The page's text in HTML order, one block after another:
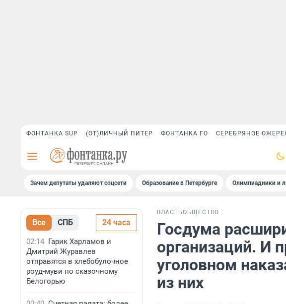
ФОНТАНКА SUP (ОТ)ЛИЧНЫЙ ПИТЕР ФОНТАНКА ГО СЕРЕБРЯНОЕ
Зачем депутаты удаляют соцсети Образование в Петербурге Олимпиадники и
Все СПБ 24 часа
02:14 Гарик Харламов и
Дмитрий Журавлев
отправятся в хлебобулочное
роуд-муви по сказочному
Белогорью
ВЛАСТЬОБЩЕСТВО
Госдума
организаций. И
уголовном
из них